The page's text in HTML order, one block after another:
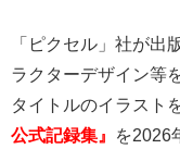
「ピクセル」社が出
ラクターデザイン等
タイトルのイラスト
公式記録集』
を2026